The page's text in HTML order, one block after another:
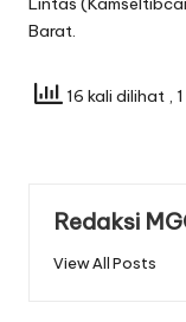
Barat.
16 kali dilihat ,
Redaksi
View All Posts